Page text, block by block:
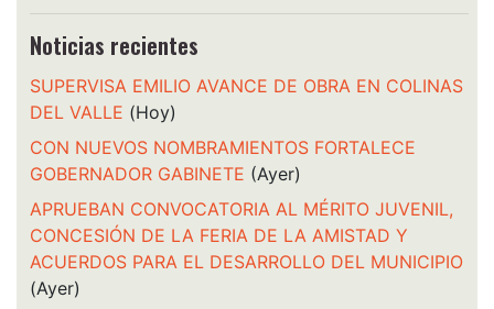
Noticias recientes
SUPERVISA EMILIO AVANCE DE OBRA EN COLINAS
DEL VALLE (Hoy)
CON NUEVOS NOMBRAMIENTOS FORTALECE
GOBERNADOR GABINETE (Ayer)
APRUEBAN CONVOCATORIA AL MÉRITO JUVENIL,
CONCESIÓN DE LA FERIA DE LA AMISTAD Y
ACUERDOS PARA EL DESARROLLO DEL MUNICIPIO
(Ayer)